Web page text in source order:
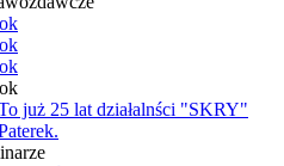
już 25 lat działalnści "SKRY"